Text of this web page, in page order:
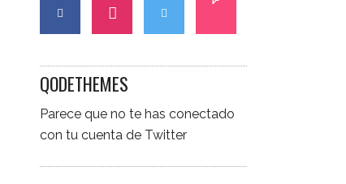
QODETHEMES
Parece que no te has conectado
con tu cuenta de Twitter
CONTÁCTANOS